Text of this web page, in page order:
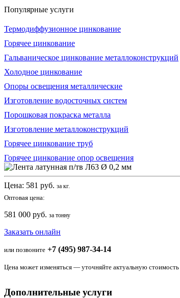
Популярные услуги
Термодиффузионное цинкование
Горячее цинкование
Гальваническое цинкование металлоконструкций
Холодное цинкование
Опоры освещения металлические
Изготовление водосточных систем
Порошковая покраска металла
Изготовление металлоконструкций
Горячее цинкование труб
Горячее цинкование опор освещения
Цена: 581 руб. за кг.
Оптовая цена:
581 000 руб. за тонну
Заказать онлайн
или позвоните +7 (495) 987-34-14
Цена может изменяться — уточняйте актуальную стоимость
Дополнительные услуги